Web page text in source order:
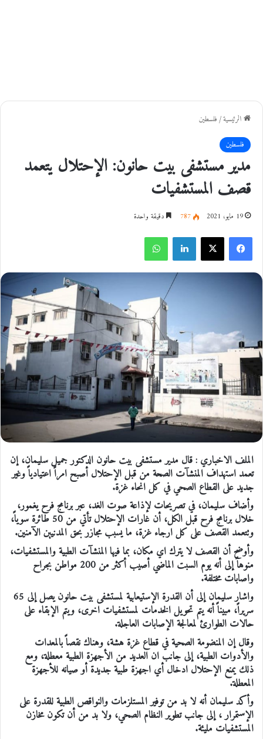
الرئيسية/فلسطين
فلسطين
مدير مستشفى بيت حانون: الإحتلال يتعمد
قصف المستشفيات
19 مايو، 2021 787 دقيقة واحدة
فيسبوك
الملف الاخباري : قال مدير مستشفى بيت حانون الدكتور جميل سليمان، إن
تعمد استهداف المنشآت الصحة من قبل الإحتلال أصبح امراً اعتيادياً وغير
جديد على القطاع الصحي في كل انحاء غزة.
وأضاف سليمان، في تصريحات لإذاعة صوت الغد، عبر برنامج فرح يغمور،
خلال برنامج فرح قبل الكل، أن غارات الإحتلال تأتي من 50 طائرة سوياً،
وتتعمد القصف على كل ارجاء غزة، ما يسبب مجازر بحق المدنيين الآمنين.
وأوضح أن القصف لا يترك اي مكان، بما فيها المنشآت الطبية والمستشفيات،
منوهاً إلى أنه يوم السبت الماضي أصيب أكثر من 200 مواطن بجراح
واصابات مختلفة.
واشار سليمان إلى أن القدرة الإستيعابية لمستشفى بيت حانون يصل إلى 65
سريراً، مبيناً أنه يتم تحويل الخدمات لمستشفيات اخرى، ويتم الإبقاء على
حالات الطوارئ لمعالجة الإصابات العاجلة.
وقال إن المنضومة الصحية في قطاع غزة هشة، وهناك نقصاً بالمعدات
والأدوات الطبية، إلى جانب ان العديد من الأجهزة الطبية معطلة، ومع
ذلك يمنع الإحتلال ادخال أي اجهزة طبية جديدة أو صيانه للأجهزة
المعطلة.
وأكد سليمان أنه لا بد من توفير المستلزمات والنواقص الطبية للقدرة على
الإستمرار ، إلى جانب تطوير النظام الصحي، ولا بد من أن تكون مخازن
المستشفيات مليئة.